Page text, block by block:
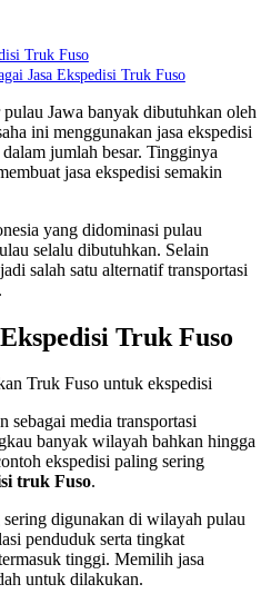
Truk Fuso
Jasa Ekspedisi Truk Fuso
pulau Jawa banyak dibutuhkan oleh
ini menggunakan jasa ekspedisi
jumlah besar. Tingginya
jasa ekspedisi semakin
yang didominasi pulau
selalu dibutuhkan. Selain
salah satu alternatif transportasi
Truk Fuso
sebagai media transportasi
banyak wilayah bahkan hingga
ekspedisi paling sering
truk Fuso.
digunakan di wilayah pulau
penduduk serta tingkat
tinggi. Memilih jasa
untuk dilakukan.